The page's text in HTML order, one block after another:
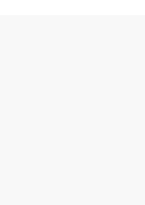
習 - 7月23日
習 - 7月16日
分享暨香港傷健共